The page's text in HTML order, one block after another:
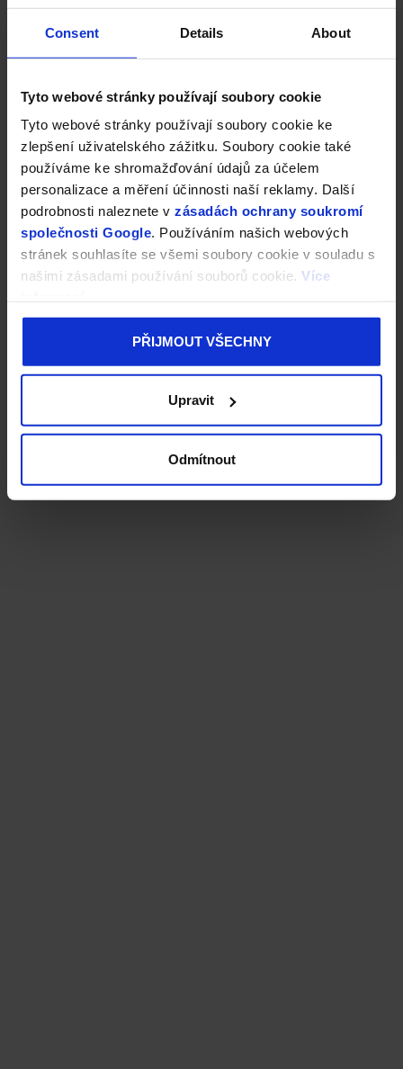
Consent Details About
Tyto webové stránky používají soubory cookie
Tyto webové stránky používají soubory cookie ke
zlepšení uživatelského zážitku. Soubory cookie také
používáme ke shromažďování údajů za účelem
personalizace a měření účinnosti naší reklamy. Další
podrobnosti naleznete v zásadách ochrany soukromí
společnosti Google. Používáním našich webových
stránek souhlasíte se všemi soubory cookie v souladu s
našimi zásadami používání souborů cookie. Více
PŘIJMOUT VŠECHNY
Upravit
Odmítnout